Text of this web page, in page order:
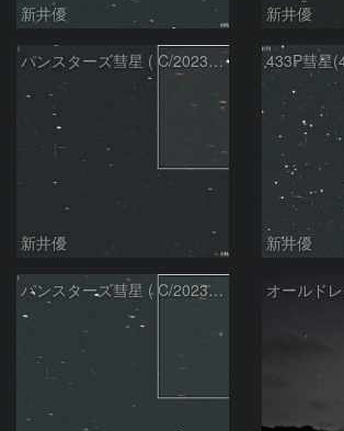
新井優 新井優
パンスターズ彗星 ( C/2023R1 ) ：2026/05/20
新井優 新井優
パンスターズ彗星 ( C/2023R1 ) ：2026/05/30